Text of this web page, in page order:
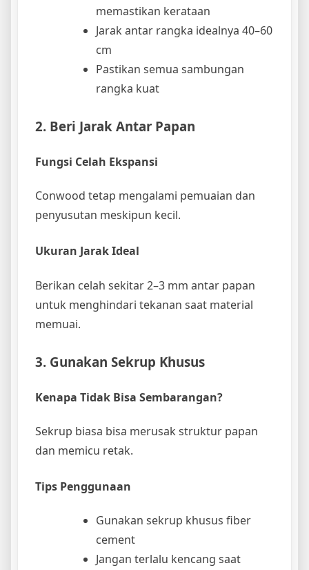
memastikan kerataan
Jarak antar rangka idealnya 40–60
cm
Pastikan semua sambungan
rangka kuat
2. Beri Jarak Antar Papan
Fungsi Celah Ekspansi
Conwood tetap mengalami pemuaian dan
penyusutan meskipun kecil.
Ukuran Jarak Ideal
Berikan celah sekitar 2–3 mm antar papan
untuk menghindari tekanan saat material
memuai.
3. Gunakan Sekrup Khusus
Kenapa Tidak Bisa Sembarangan?
Sekrup biasa bisa merusak struktur papan
dan memicu retak.
Tips Penggunaan
Gunakan sekrup khusus fiber
cement
Jangan terlalu kencang saat